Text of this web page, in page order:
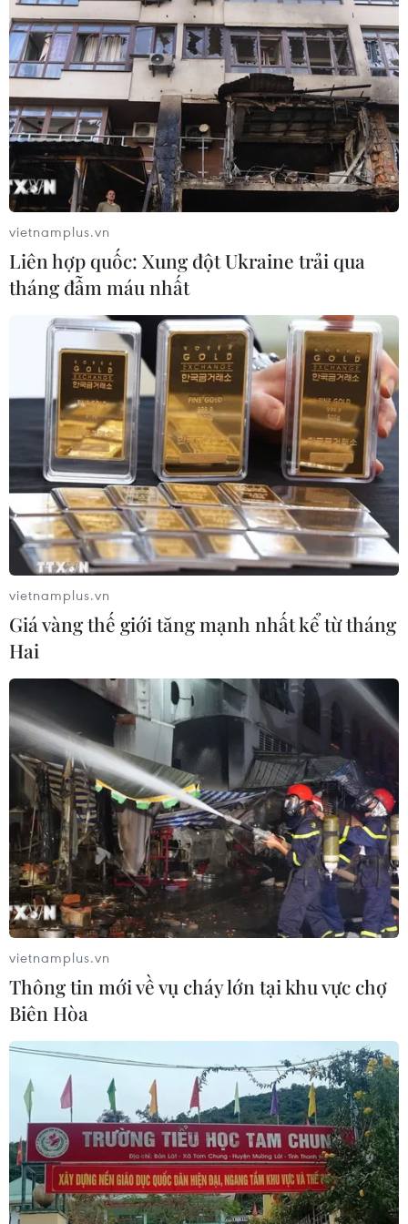
#động đất tại Philippines
#dư chấn động đất
#sóng thần
Philippines
TIN LIÊN QUAN
Động đất tại Philippines: Thiệt hại về
người và của tiếp tục tăng
09/06/2026 07:11
Ít nhất 37 người đã thiệt mạng và khoảng 500 người bị
thương sau trận động đất có độ lớn 7,8 xảy ra ở
Philippines sáng 8/6, đây là trận động đất mạnh nhất ở
Philippines kể từ năm 1976.
vietnamplus.vn
Liên hợp quốc: Xung đột Ukraine trải qua
tháng đẫm máu nhất
vietnamplus.vn
Giá vàng thế giới tăng mạnh nhất kể từ tháng
Hai
vietnamplus.vn
Thông tin mới về vụ cháy lớn tại khu vực chợ
Biên Hòa